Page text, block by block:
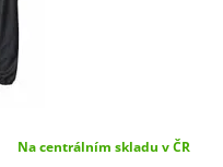
Na centrálním skladu v ČR